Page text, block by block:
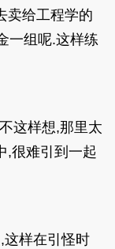
卖给工程学的
一组呢.这样练
这样想,那里太
,很难引到一起
样在引怪时